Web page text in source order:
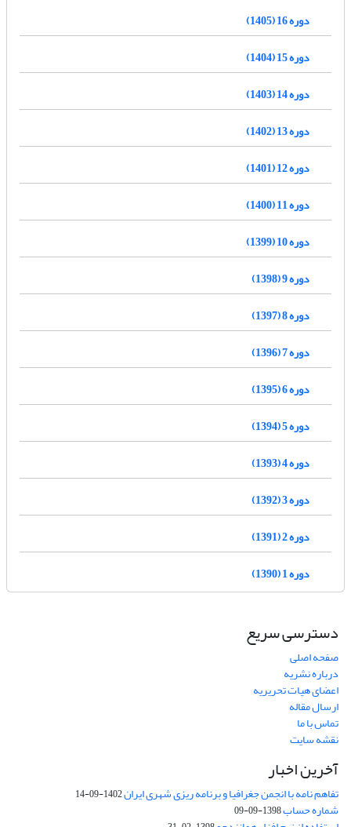
دوره 16 (1405)
دوره 15 (1404)
دوره 14 (1403)
دوره 13 (1402)
دوره 12 (1401)
دوره 11 (1400)
دوره 10 (1399)
دوره 9 (1398)
دوره 8 (1397)
دوره 7 (1396)
دوره 6 (1395)
دوره 5 (1394)
دوره 4 (1393)
دوره 3 (1392)
دوره 2 (1391)
دوره 1 (1390)
دسترسی سریع
صفحه اصلی
درباره نشریه
اعضای هیات تحریریه
ارسال مقاله
تماس با ما
نقشه سایت
آخرین اخبار
تفاهم نامه با انجمن جغرافیا و برنامه ریزی شهری ایران1402-09-14
شماره حساب1398-09-09